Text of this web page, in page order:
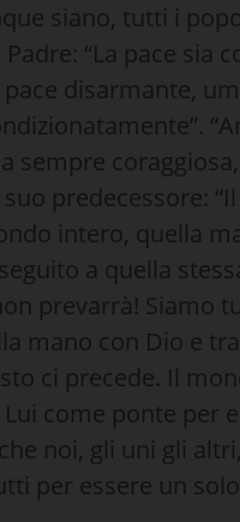
siano, tutti i
“La pace sia
disarmante,
sempre
predecessore:
intero, quella
a quella
prevarrà! Siamo
mano con Dio e
ci precede. Il
come ponte per
noi, gli uni gli
per essere un